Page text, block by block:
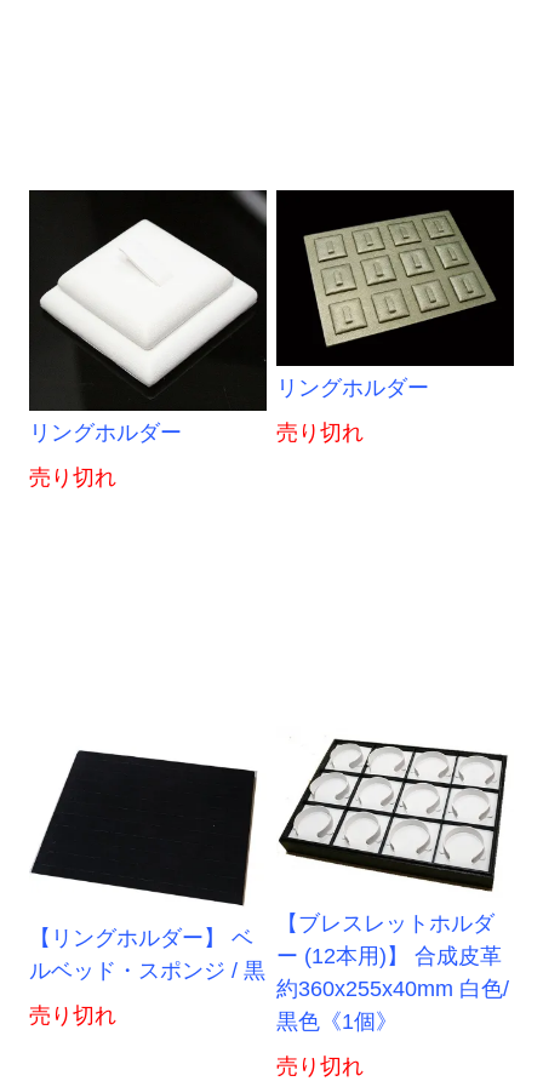
リングホルダー
売り切れ
リングホルダー
売り切れ
【リングホルダー】 ベ
ルベッド・スポンジ / 黒
売り切れ
【ブレスレットホルダ
ー (12本用)】 合成皮革
約360x255x40mm 白色/
黒色《1個》
売り切れ